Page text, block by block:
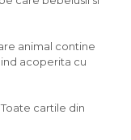
animal contine
acoperita cu
Toate cartile din